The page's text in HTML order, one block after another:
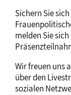
Sichern Sie
melden Sie
Wir freuen uns
über den
sozialen